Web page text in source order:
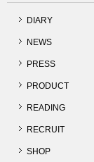
DIARY
NEWS
PRESS
PRODUCT
READING
RECRUIT
SHOP